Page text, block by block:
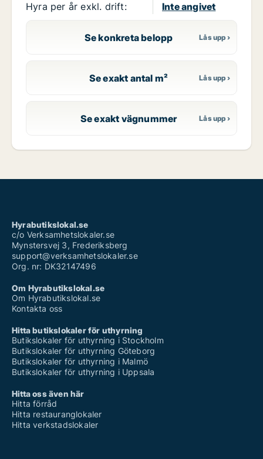
Hyra per år exkl. drift:
Inte angivet
Se konkreta belopp
Se exakt antal m²
Se exakt vägnummer
Hyrabutikslokal.se
c/o Verksamhetslokaler.se
Mynstersvej 3, Frederiksberg
support@verksamhetslokaler.se
Org. nr: DK32147496
Om Hyrabutikslokal.se
Om Hyrabutikslokal.se
Kontakta oss
Hitta butikslokaler för uthyrning
Butikslokaler för uthyrning i Stockholm
Butikslokaler för uthyrning Göteborg
Butikslokaler för uthyrning i Malmö
Butikslokaler för uthyrning i Uppsala
Hitta oss även här
Hitta förråd
Hitta restauranglokaler
Hitta verkstadslokaler